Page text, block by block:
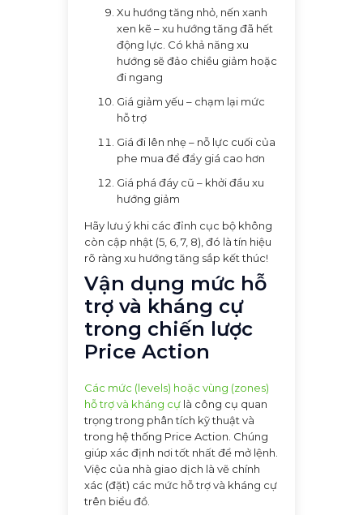
Xu hướng tăng nhỏ, nến xanh
xen kẽ – xu hướng tăng đã hết
động lực. Có khả năng xu
hướng sẽ đảo chiều giảm hoặc
đi ngang
Giá giảm yếu – chạm lại mức
hỗ trợ
Giá đi lên nhẹ – nỗ lực cuối của
phe mua để đẩy giá cao hơn
Giá phá đáy cũ – khởi đầu xu
hướng giảm
Hãy lưu ý khi các đỉnh cục bộ không
còn cập nhật (5, 6, 7, 8), đó là tín hiệu
rõ ràng xu hướng tăng sắp kết thúc!
Vận dụng mức hỗ
trợ và kháng cự
trong chiến lược
Price Action
Các mức (levels) hoặc vùng (zones)
hỗ trợ và kháng cự là công cụ quan
trọng trong phân tích kỹ thuật và
trong hệ thống Price Action. Chúng
giúp xác định nơi tốt nhất để mở lệnh.
Việc của nhà giao dịch là vẽ chính
xác (đặt) các mức hỗ trợ và kháng cự
trên biểu đồ.